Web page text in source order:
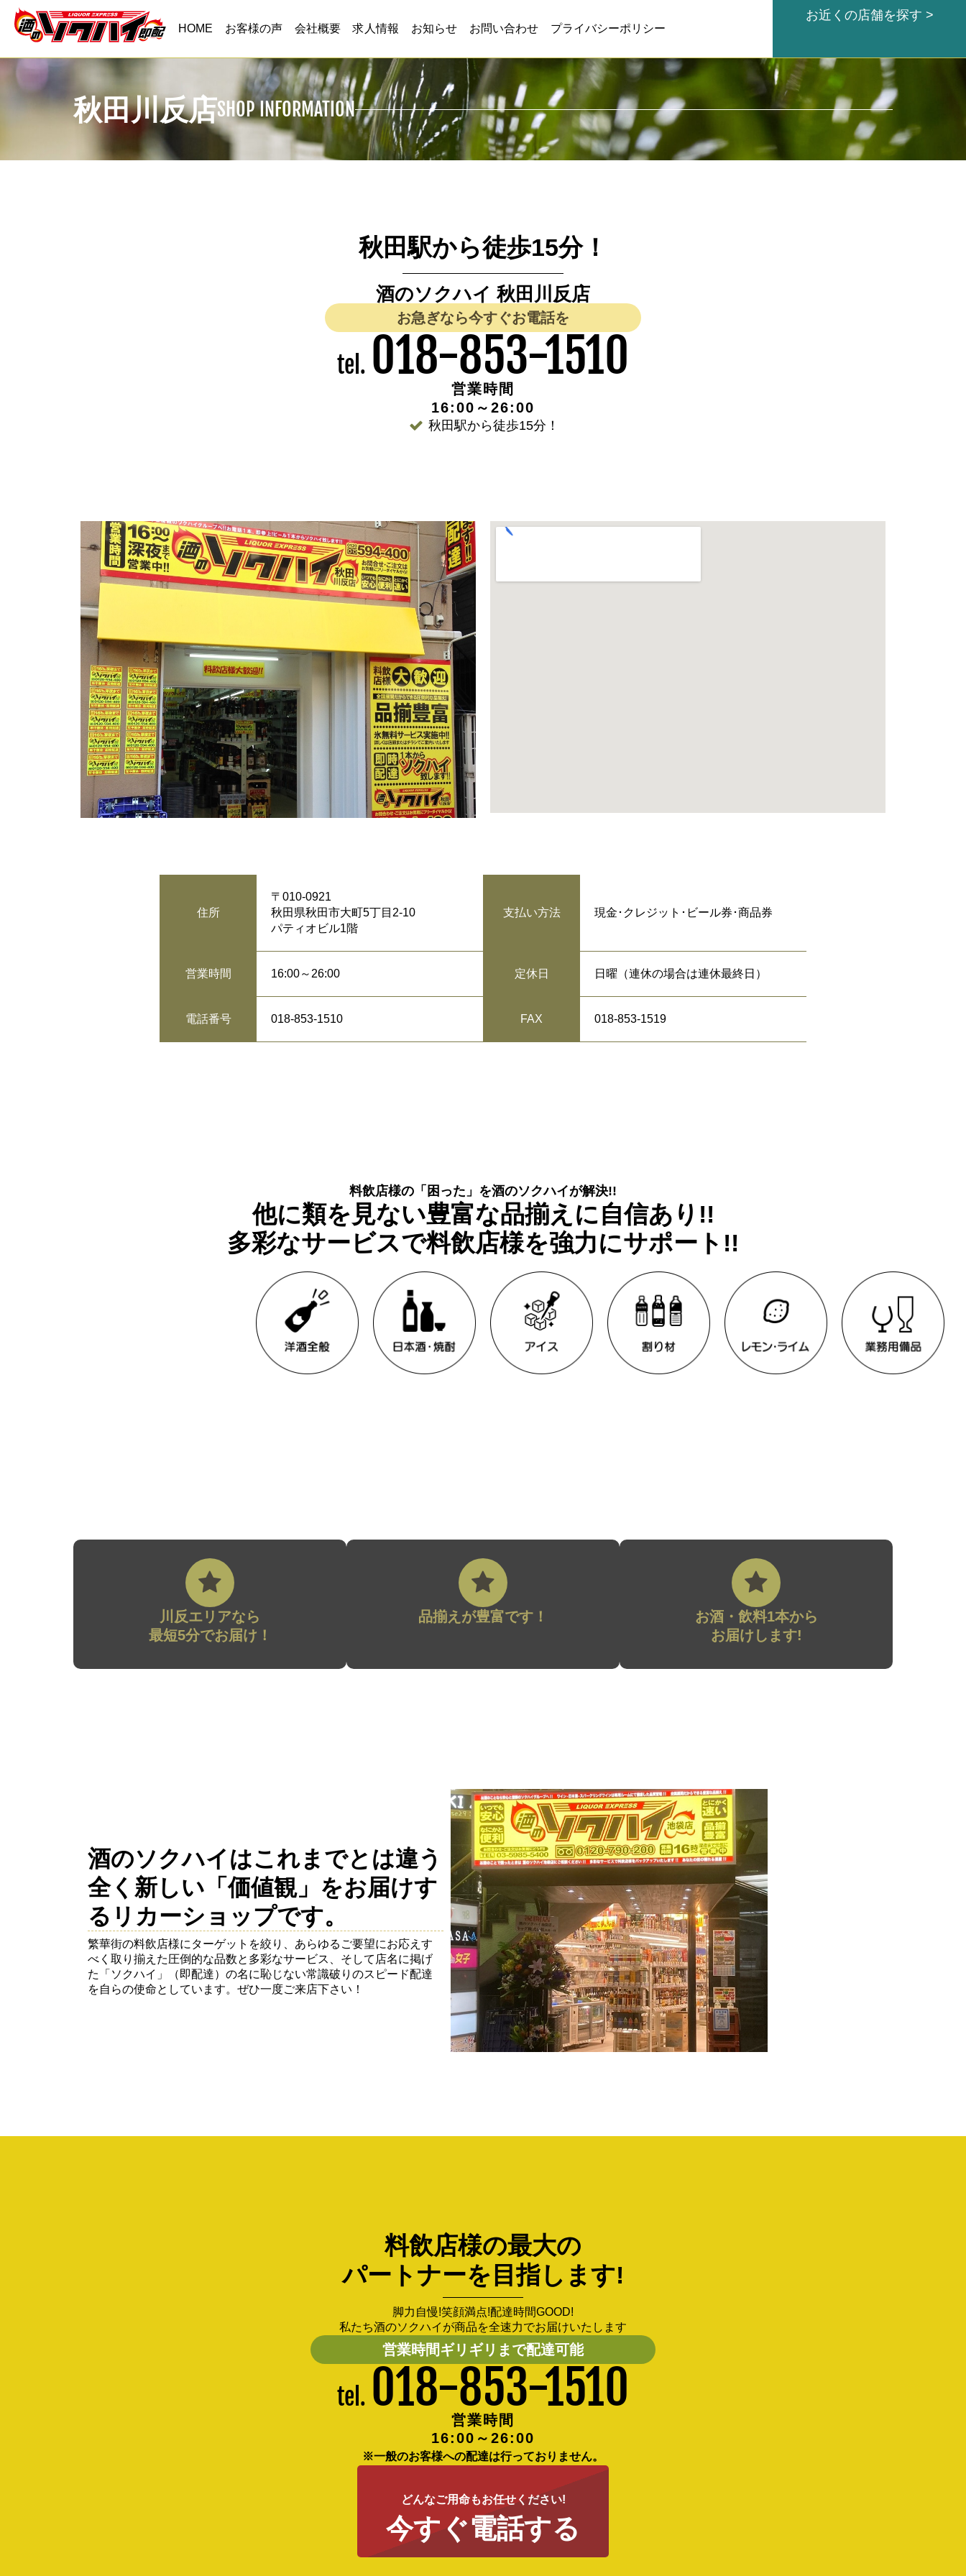
HOME お客様の声 会社概要 求人情報 お知らせ お問い合わせ プライバシーポリシー
お近くの店舗を探す >
秋田川反店SHOP INFORMATION
秋田駅から徒歩15分！
酒のソクハイ 秋田川反店
お急ぎなら今すぐお電話を
tel. 018-853-1510
営業時間
16:00～26:00
秋田駅から徒歩15分！
住所
〒010-0921
秋田県秋田市大町5丁目2-10
パティオビル1階
支払い方法 現金･クレジット･ビール券･商品券
営業時間 16:00～26:00 定休日 日曜（連休の場合は連休最終日）
電話番号 018-853-1510 FAX 018-853-1519
料飲店様の「困った」を酒のソクハイが解決!!
他に類を見ない豊富な品揃えに自信あり!!
多彩なサービスで料飲店様を強力にサポート!!
川反エリアなら
最短5分でお届け！
品揃えが豊富です！
お酒・飲料1本から
お届けします!
酒のソクハイはこれまでとは違う
全く新しい「価値観」をお届けす
るリカーショップです。
繁華街の料飲店様にターゲットを絞り、あらゆるご要望にお応えす
べく取り揃えた圧倒的な品数と多彩なサービス、そして店名に掲げ
た「ソクハイ」（即配達）の名に恥じない常識破りのスピード配達
を自らの使命としています。ぜひ一度ご来店下さい！
料飲店様の最大の
パートナーを目指します!
脚力自慢!笑顔満点!配達時間GOOD!
私たち酒のソクハイが商品を全速力でお届けいたします
営業時間ギリギリまで配達可能
tel. 018-853-1510
営業時間
16:00～26:00
※一般のお客様への配達は行っておりません。
どんなご用命もお任せください!
今すぐ電話する